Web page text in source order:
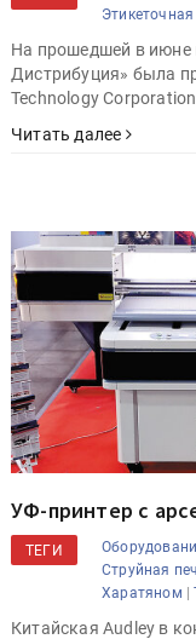
На прошедшей в июне
Дистрибуция» была
Technology
Читать далее
УФ-принтер с
ТЕГИ
Струйная
Харатяном |
Китайская Audley в